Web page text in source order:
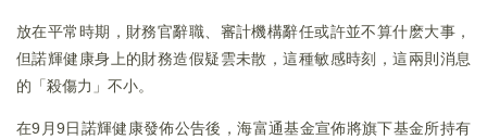
放在平常時期，財務官辭職、審計機構辭任或許並不算什麽大事，
但諾輝健康身上的財務造假疑雲未散，這種敏感時刻，這兩則消息
的「殺傷力」不小。
在9月9日諾輝健康發佈公告後，海富通基金宣佈將旗下基金所持有